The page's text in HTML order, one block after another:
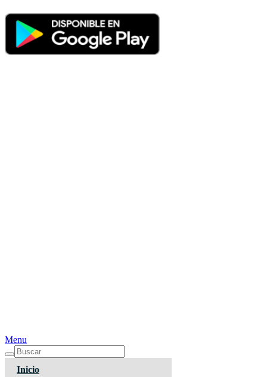
Menu
Inicio